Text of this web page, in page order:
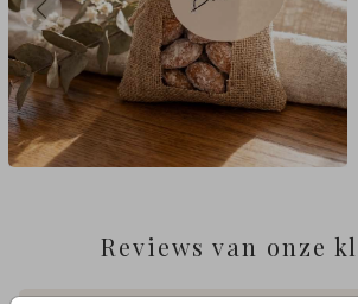
Reviews van onze